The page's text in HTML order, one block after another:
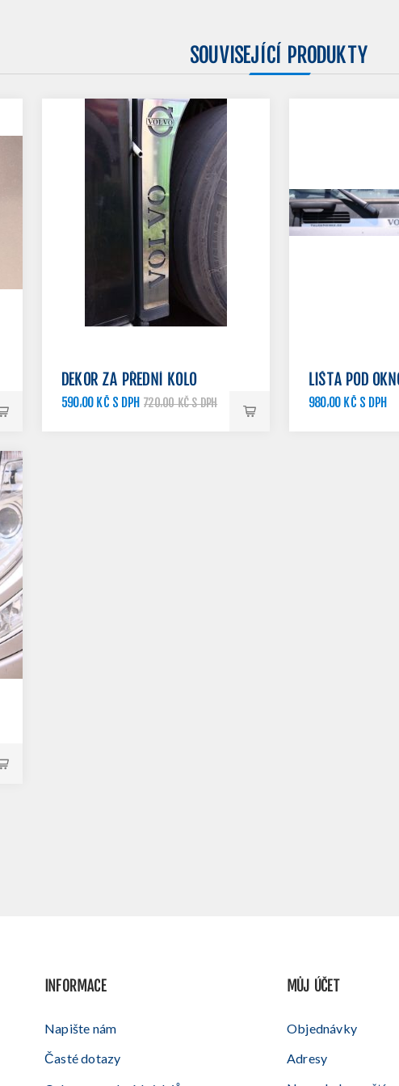
SOUVISEJÍCÍ PRODUKTY
DEKOR ZA PŘEDNÍ KOLO
590,00 KČ S DPH 720,00 KČ S DPH
LIŠTA POD
980,00 KČ S DPH
INFORMACE
Napište nám
Časté dotazy
MŮJ ÚČET
Objednávky
Adresy